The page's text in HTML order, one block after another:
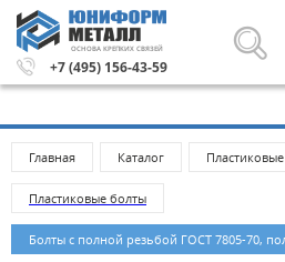
ОСНОВА КРЕПКИХ СВЯЗЕЙ
+7 (495) 156-43-59
рублей.Метизы и крепежные
Главная Каталог
Пластиковые болты
Болты с полной резьбой ГОСТ 7805-70,